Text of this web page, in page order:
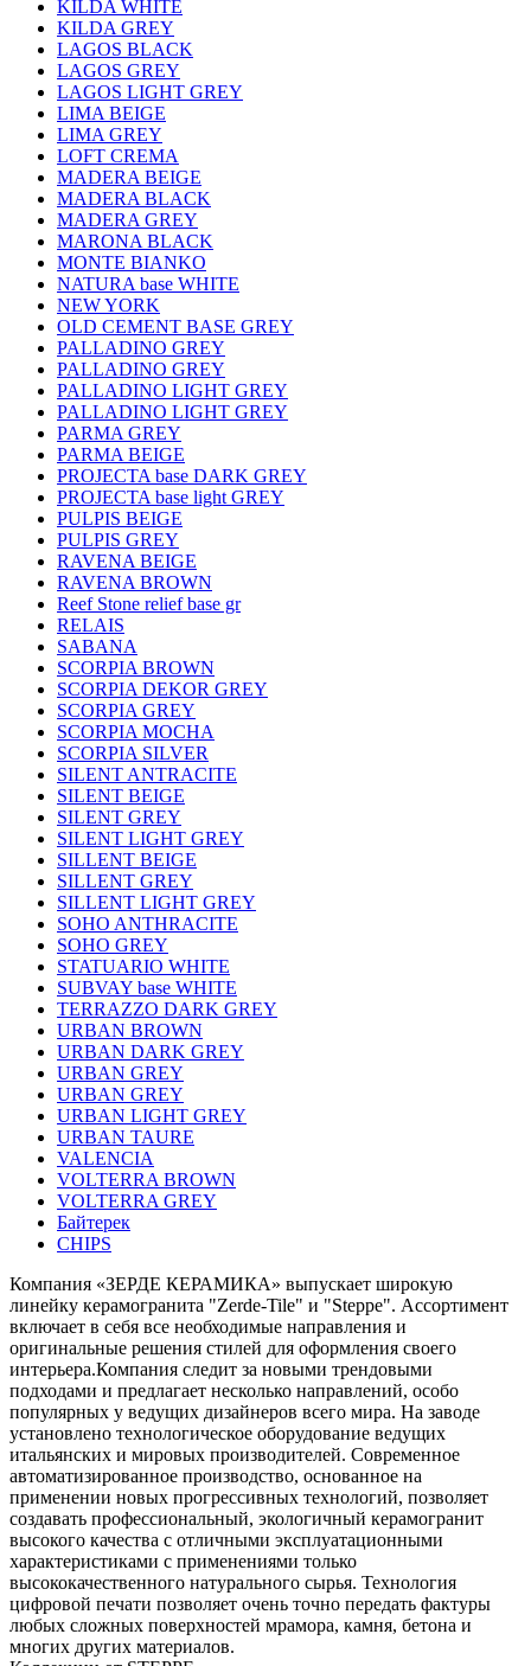
KILDA WHITE
KILDA GREY
LAGOS BLACK
LAGOS GREY
LAGOS LIGHT GREY
LIMA BEIGE
LIMA GREY
LOFT CREMA
MADERA BEIGE
MADERA BLACK
MADERA GREY
MARONA BLACK
MONTE BIANKO
NATURA base WHITE
NEW YORK
OLD CEMENT BASE GREY
PALLADINO GREY
PALLADINO GREY
PALLADINO LIGHT GREY
PALLADINO LIGHT GREY
PARMA GREY
PARMA BEIGE
PROJECTA base DARK GREY
PROJECTA base light GREY
PULPIS BEIGE
PULPIS GREY
RAVENA BEIGE
RAVENA BROWN
Reef Stone relief base gr
RELAIS
SABANA
SCORPIA BROWN
SCORPIA DEKOR GREY
SCORPIA GREY
SCORPIA MOCHA
SCORPIA SILVER
SILENT ANTRACITE
SILENT BEIGE
SILENT GREY
SILENT LIGHT GREY
SILLENT BEIGE
SILLENT GREY
SILLENT LIGHT GREY
SOHO ANTHRACITE
SOHO GREY
STATUARIO WHITE
SUBVAY base WHITE
TERRAZZO DARK GREY
URBAN BROWN
URBAN DARK GREY
URBAN GREY
URBAN GREY
URBAN LIGHT GREY
URBAN TAURE
VALENCIA
VOLTERRA BROWN
VOLTERRA GREY
Байтерек
СHIPS
Компания «ЗЕРДЕ КЕРАМИКА» выпускает широкую
линейку керамогранита "Zerde-Tile" и "Steppe". Ассортимент
включает в себя все необходимые направления и
оригинальные решения стилей для оформления своего
интерьера.Компания следит за новыми трендовыми
подходами и предлагает несколько направлений, особо
популярных у ведущих дизайнеров всего мира. На заводе
установлено технологическое оборудование ведущих
итальянских и мировых производителей. Современное
автоматизированное производство, основанное на
применении новых прогрессивных технологий, позволяет
создавать профессиональный, экологичный керамогранит
высокого качества с отличными эксплуатационными
характеристиками с применениями только
высококачественного натурального сырья. Технология
цифровой печати позволяeт очень точно передать фактуры
любых сложных поверхностей мрамора, камня, бетона и
многих других материалов.